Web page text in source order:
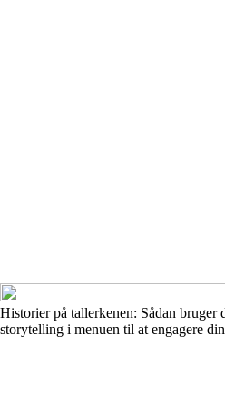
Historier på tallerkenen: Sådan bruger
storytelling i menuen til at engagere